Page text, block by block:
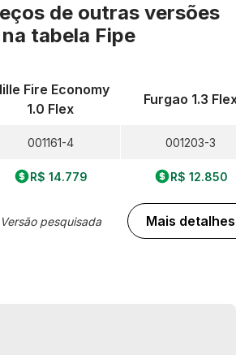
de outras versões
na tabela Fipe
Fire Economy
1.0 Flex
001161-4
R$ 14.779
Versão pesquisada
Furgao 1.3
001203-3
R$ 12.850
Mais detalhes